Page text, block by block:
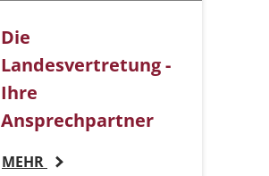
Die
Landesvertretung -
Ihre
Ansprechpartner
MEHR